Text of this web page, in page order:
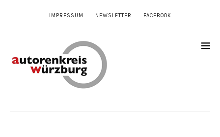
IMPRESSUM NEWSLETTER FACEBOOK